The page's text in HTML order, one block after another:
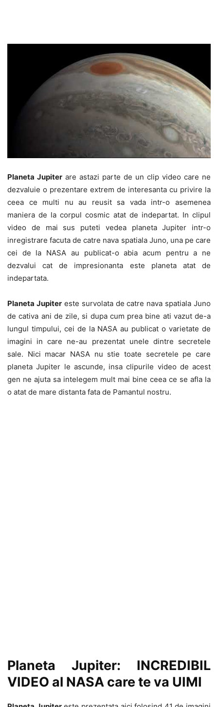
Planeta Jupiter are astazi parte de un clip video care ne
dezvaluie o prezentare extrem de interesanta cu privire la
ceea ce multi nu au reusit sa vada intr-o asemenea
maniera de la corpul cosmic atat de indepartat. In clipul
video de mai sus puteti vedea planeta Jupiter intr-o
inregistrare facuta de catre nava spatiala Juno, una pe care
cei de la NASA au publicat-o abia acum pentru a ne
dezvalui cat de impresionanta este planeta atat de
indepartata.
Planeta Jupitereste survolata de catre nava spatiala Juno
de cativa ani de zile, si dupa cum prea bine ati vazut de-a
lungul timpului, cei de la NASA au publicat o varietate de
imagini in care ne-au prezentat unele dintre secretele
sale. Nici macar NASA nu stie toate secretele pe care
planeta Jupiter le ascunde, insa clipurile video de acest
gen ne ajuta sa intelegem mult mai bine ceea ce se afla la
o atat de mare distanta fata de Pamantul nostru.
Planeta Jupiter: INCREDIBIL
VIDEO al NASA care te va UIMI